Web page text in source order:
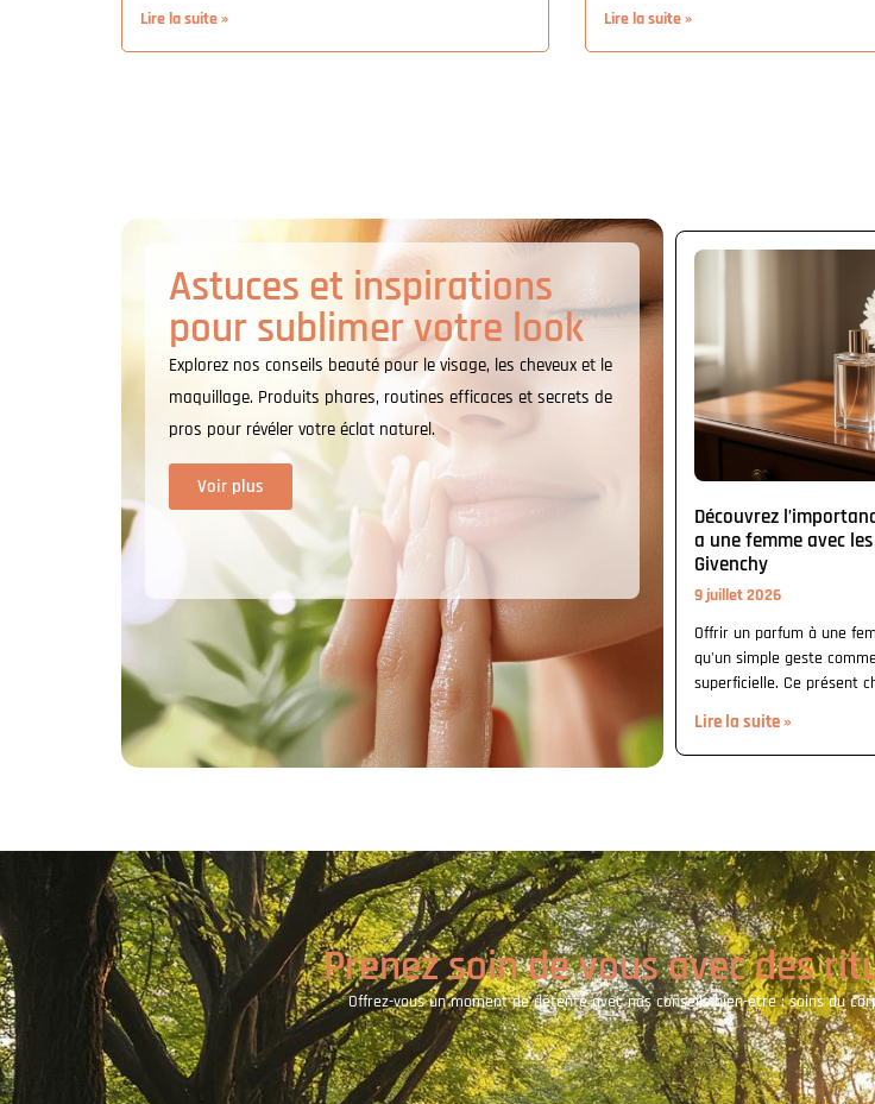
Lire la suite » Lire la suite »
Astuces et inspirations
pour sublimer votre look
Explorez nos conseils beauté pour le visage, les cheveux et le
maquillage. Produits phares, routines efficaces et secrets de
pros pour révéler votre éclat naturel.
Voir plus
Découvrez
a une femme avec
Givenchy
9 juillet 2026
Offrir un parfum à une
qu'un simple geste
superficielle. Ce présent
Lire la suite »
Prenez soin de vous avec des
Offrez-vous un moment de détente avec nos conseils bien-être : soins du